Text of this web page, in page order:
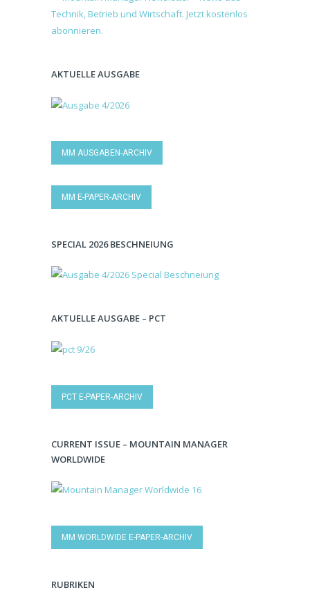
AKTUELLE AUSGABE
MM AUSGABEN-ARCHIV
MM E-PAPER-ARCHIV
SPECIAL 2026 BESCHNEIUNG
AKTUELLE AUSGABE – PCT
PCT E-PAPER-ARCHIV
CURRENT ISSUE – MOUNTAIN MANAGER
WORLDWIDE
MM WORLDWIDE E-PAPER-ARCHIV
RUBRIKEN